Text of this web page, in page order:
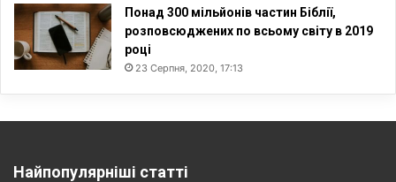
Понад 300 мільйонів частин Біблії,
розповсюджених по всьому світу в 2019
році
23 Серпня, 2020, 17:13
Найпопулярніші статті